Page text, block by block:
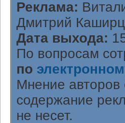
Реклама:
Дмитрий
Дата выхода:
По вопросам
по
Мнение авторов
содержание
не несет.